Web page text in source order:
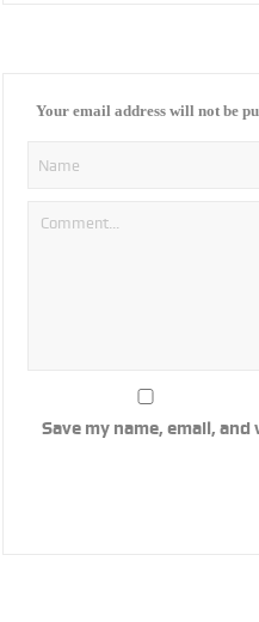
Your email address will not be
Save my name, email,